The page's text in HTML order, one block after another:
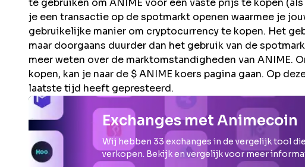
te gebruiken om ANIME voor een vaste prijs te kopen
je een transactie op de spotmarkt openen waarmee je
gebruikelijke manier om cryptocurrency te kopen. Het
maar doorgaans duurder dan het gebruik van de
meer weten over de marktomstandigheden van ANIME.
kopen, kan je naar de $ ANIME koers pagina gaan. Op
laatste tijd heeft gepresteerd.
Exchanges met Animecoin
Wij hebben 33 exchanges in de vergelijk tool die
verkopen. Bekijk en vergelijk voor meer